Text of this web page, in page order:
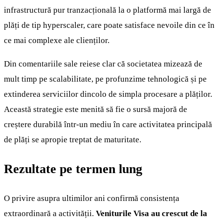
infrastructură pur tranzacțională la o platformă mai largă de
plăți de tip hyperscaler, care poate satisface nevoile din ce în
ce mai complexe ale clienților.
Din comentariile sale reiese clar că societatea mizează de
mult timp pe scalabilitate, pe profunzime tehnologică și pe
extinderea serviciilor dincolo de simpla procesare a plăților.
Această strategie este menită să fie o sursă majoră de
creștere durabilă într-un mediu în care activitatea principală
de plăți se apropie treptat de maturitate.
Rezultate pe termen lung
O privire asupra ultimilor ani confirmă consistența
extraordinară a activității. Veniturile Visa au crescut de la